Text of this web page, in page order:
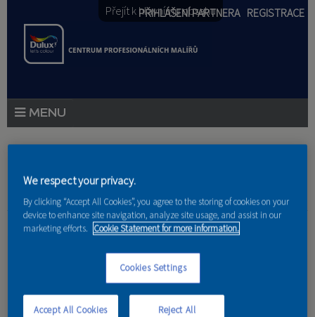
Přejít k hlavnímu obsahu
PŘIHLÁŠENÍ PARTNERA REGISTRACE
PRODUKTOVÉ NOVINKY
PORADENSTVÍ
AKCE A NOVINKY
PARTNEŘI
Jste zde
Domov»Referencie»František Máša
Výmalba jídelny
We respect your privacy.
By clicking “Accept All Cookies”, you agree to the storing of cookies on your
device to enhance site navigation, analyze site usage, and assist in our
marketing efforts. Cookie Statement for more information.
Cookies Settings
Reject All
Accept All Cookies